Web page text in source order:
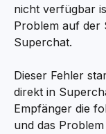
nicht verfügbar
Problem auf der
Superchat.
Dieser Fehler
direkt in
Empfänger die
und das